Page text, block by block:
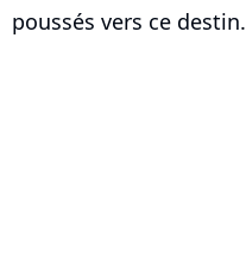
poussés vers ce destin.